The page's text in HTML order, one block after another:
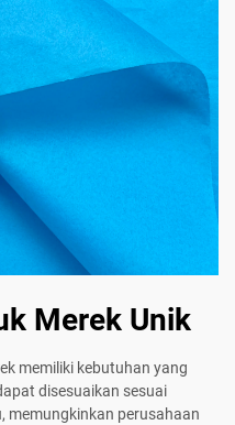
Merek Unik
memiliki kebutuhan yang
disesuaikan sesuai
memungkinkan perusahaan